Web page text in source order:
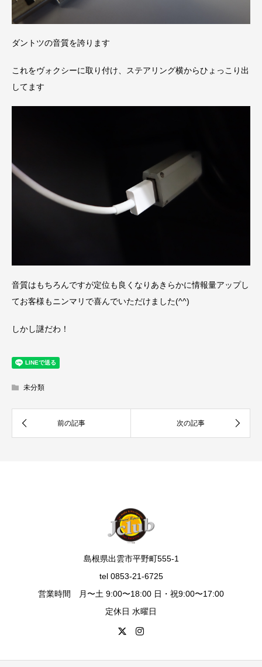
ダントツの音質を誇ります
これをヴォクシーに取り付け、ステアリング横からひょっこり出
してます
音質はもちろんですが定位も良くなりあきらかに情報量アップし
てお客様もニンマリで喜んでいただけました(^^)
しかし謎だわ！
未分類
島根県出雲市平野町555-1
tel 0853-21-6725
営業時間 月〜土 9:00〜18:00 日・祝9:00〜17:00
定休日 水曜日